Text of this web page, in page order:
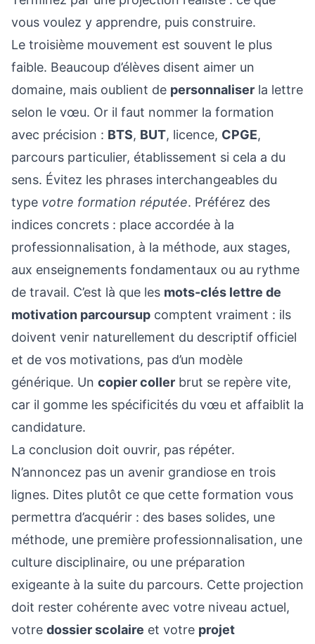
vous voulez y apprendre, puis construire.
Le troisième mouvement est souvent le plus
faible. Beaucoup d’élèves disent aimer un
domaine, mais oublient de personnaliser la lettre
selon le vœu. Or il faut nommer la formation
avec précision : BTS, BUT, licence, CPGE,
parcours particulier, établissement si cela a du
sens. Évitez les phrases interchangeables du
type votre formation réputée. Préférez des
indices concrets : place accordée à la
professionnalisation, à la méthode, aux stages,
aux enseignements fondamentaux ou au rythme
de travail. C’est là que les mots-clés lettre de
motivation parcoursup comptent vraiment : ils
doivent venir naturellement du descriptif officiel
et de vos motivations, pas d’un modèle
générique. Un copier coller brut se repère vite,
car il gomme les spécificités du vœu et affaiblit la
candidature.
La conclusion doit ouvrir, pas répéter.
N’annoncez pas un avenir grandiose en trois
lignes. Dites plutôt ce que cette formation vous
permettra d’acquérir : des bases solides, une
méthode, une première professionnalisation, une
culture disciplinaire, ou une préparation
exigeante à la suite du parcours. Cette projection
doit rester cohérente avec votre niveau actuel,
votre dossier scolaire et votre projet